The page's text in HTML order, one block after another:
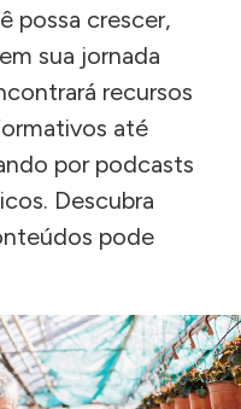
possa crescer,
sua jornada
recursos
até
por podcasts
Descubra
pode